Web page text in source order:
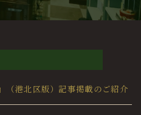
（港北区版）記事掲載のご紹介